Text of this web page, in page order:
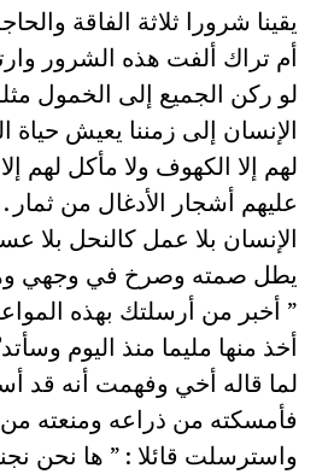
يقينا شرورا ثلاثة الفاقة
أم تراك ألفت هذه الشرور
لو ركن الجميع إلى الخمول
الإنسان إلى زمننا يعيش حياة
لهم إلا الكهوف ولا مأكل لهم
عليهم أشجار الأدغال من ثمار
الإنسان بلا عمل كالنحل بلا
يطل صمته وصرخ في وجهي
” أخبر من أرسلتك بهذه
أخذ منها مليما منذ اليوم
لما قاله أخي وفهمت أنه قد
فأمسكته من ذراعه ومنعته من
واسترسلت قائلا : ” ها نحن